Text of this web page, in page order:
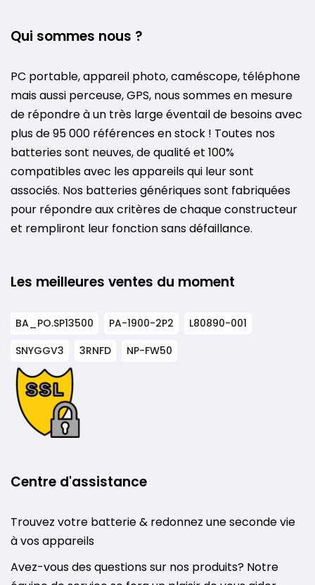
Qui sommes nous ?
PC portable, appareil photo, caméscope, téléphone
mais aussi perceuse, GPS, nous sommes en mesure
de répondre à un très large éventail de besoins avec
plus de 95 000 références en stock ! Toutes nos
batteries sont neuves, de qualité et 100%
compatibles avec les appareils qui leur sont
associés. Nos batteries génériques sont fabriquées
pour répondre aux critères de chaque constructeur
et rempliront leur fonction sans défaillance.
Les meilleures ventes du moment
BA_PO.SP13500 PA-1900-2P2
L80890-001
SNYGGV3
3RNFD NP-FW50
Centre d'assistance
Trouvez votre batterie & redonnez une seconde vie
à vos appareils
Avez-vous des questions sur nos produits? Notre